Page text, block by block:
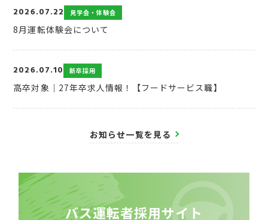
2026.07.22 見学会・体験会
8月運転体験会について
2026.07.10 新卒採用
高卒対象｜27年卒求人情報！【フードサービス職】
お知らせ一覧を見る
バス運転者採用サイ ト